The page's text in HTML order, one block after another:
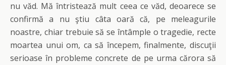
nu văd. Mă întristează mult ceea ce văd, deoarece se
confirmă a nu ştiu câta oară că, pe meleagurile
noastre, chiar trebuie să se întâmple o tragedie, recte
moartea unui om, ca să începem, finalmente, discuţii
serioase în probleme concrete de pe urma cărora să